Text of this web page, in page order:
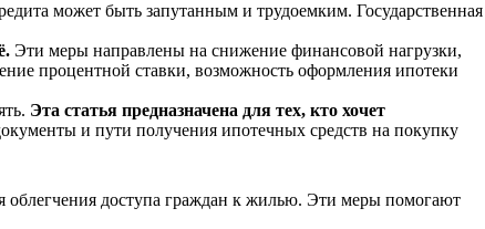
может быть запутанным и трудоемким. Государственная
Эти меры направлены на снижение финансовой нагрузки,
процентной ставки, возможность оформления ипотеки
Эта статья предназначена для тех, кто хочет
и пути получения ипотечных средств на покупку
облегчения доступа граждан к жилью. Эти меры помогают